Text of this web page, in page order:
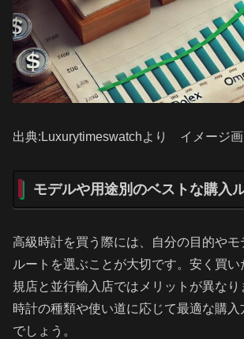
出典:Luxurytimeswatchより イメージ画
モデルや用途別のベストな購入
高級時計を買う際には、自分の目的やモ
ルートを選ぶことが大切です。安く買
規店と並行輸入店ではメリットが異なり
時計の種類や使い道に応じて最適な購
でしょう。